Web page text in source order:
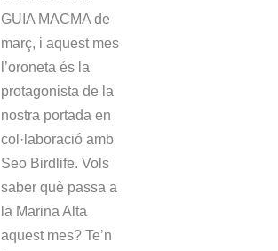
GUIA MACMA de
març, i aquest mes
l’oroneta és la
protagonista de la
nostra portada en
col·laboració amb
Seo Birdlife. Vols
saber què passa a
la Marina Alta
aquest mes? Te’n